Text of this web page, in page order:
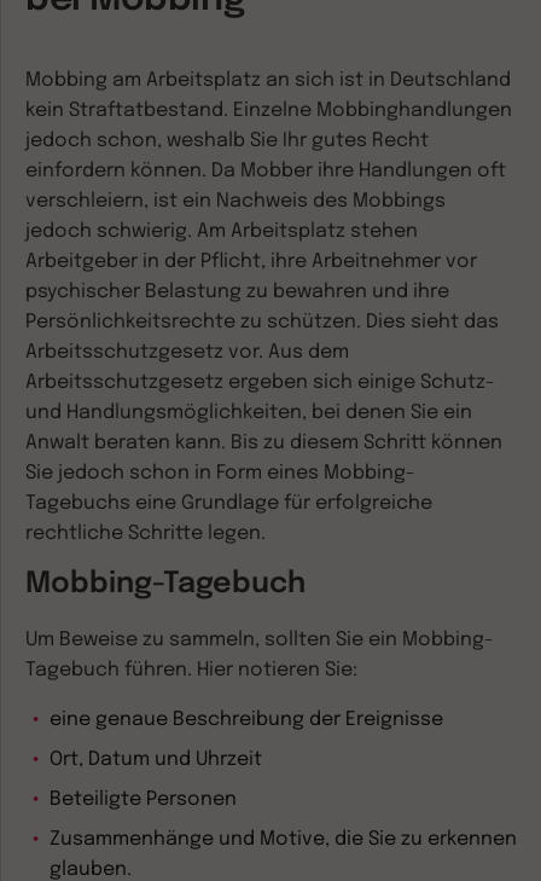
Mobbing am Arbeitsplatz an sich ist in Deutschland
kein Straftatbestand. Einzelne Mobbinghandlungen
jedoch schon, weshalb Sie Ihr gutes Recht
einfordern können. Da Mobber ihre Handlungen oft
verschleiern, ist ein Nachweis des Mobbings
jedoch schwierig. Am Arbeitsplatz stehen
Arbeitgeber in der Pflicht, ihre Arbeitnehmer vor
psychischer Belastung zu bewahren und ihre
Persönlichkeitsrechte zu schützen. Dies sieht das
Arbeitsschutzgesetz vor. Aus dem
Arbeitsschutzgesetz ergeben sich einige Schutz-
und Handlungsmöglichkeiten, bei denen Sie ein
Anwalt beraten kann. Bis zu diesem Schritt können
Sie jedoch schon in Form eines Mobbing-
Tagebuchs eine Grundlage für erfolgreiche
rechtliche Schritte legen.
Mobbing-Tagebuch
Um Beweise zu sammeln, sollten Sie ein Mobbing-
Tagebuch führen. Hier notieren Sie:
eine genaue Beschreibung der Ereignisse
Ort, Datum und Uhrzeit
Beteiligte Personen
Zusammenhänge und Motive, die Sie zu erkennen
glauben.